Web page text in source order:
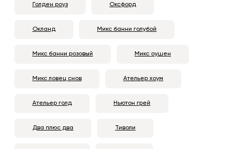
Голден роуз Оксфорд
Окланд Микс банни голубой
Микс банни розовый Микс оушен
Микс ловец снов Ательер хоум
Ательер голд Ньютон грей
Два плюс два Тиволи